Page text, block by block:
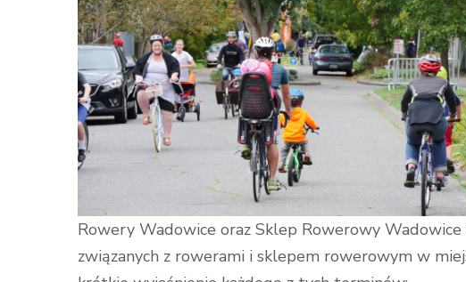
Rowerowy
Oświęcim
Rowery Wadowice oraz Sklep Rowerowy
związanych z rowerami i sklepem rowerowym w